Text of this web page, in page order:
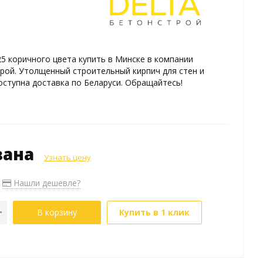
коричного цвета купить в Минске в компании
Утолщенный строительный кирпич для стен и
доставка по Беларуси. Обращайтесь!
Узнать цену
Нашли дешевле?
В корзину Купить в 1 клик